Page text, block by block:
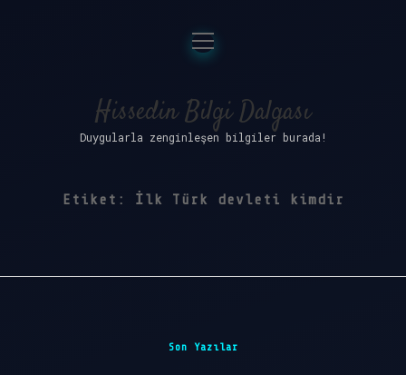
Anasayfa
Gizlilik Politikası
Yasal Uyarı
menüyü
aç
Hissedin Bilgi Dalgası
Duygularla zenginleşen bilgiler burada!
Etiket: İlk Türk devleti kimdir
Son Yazılar